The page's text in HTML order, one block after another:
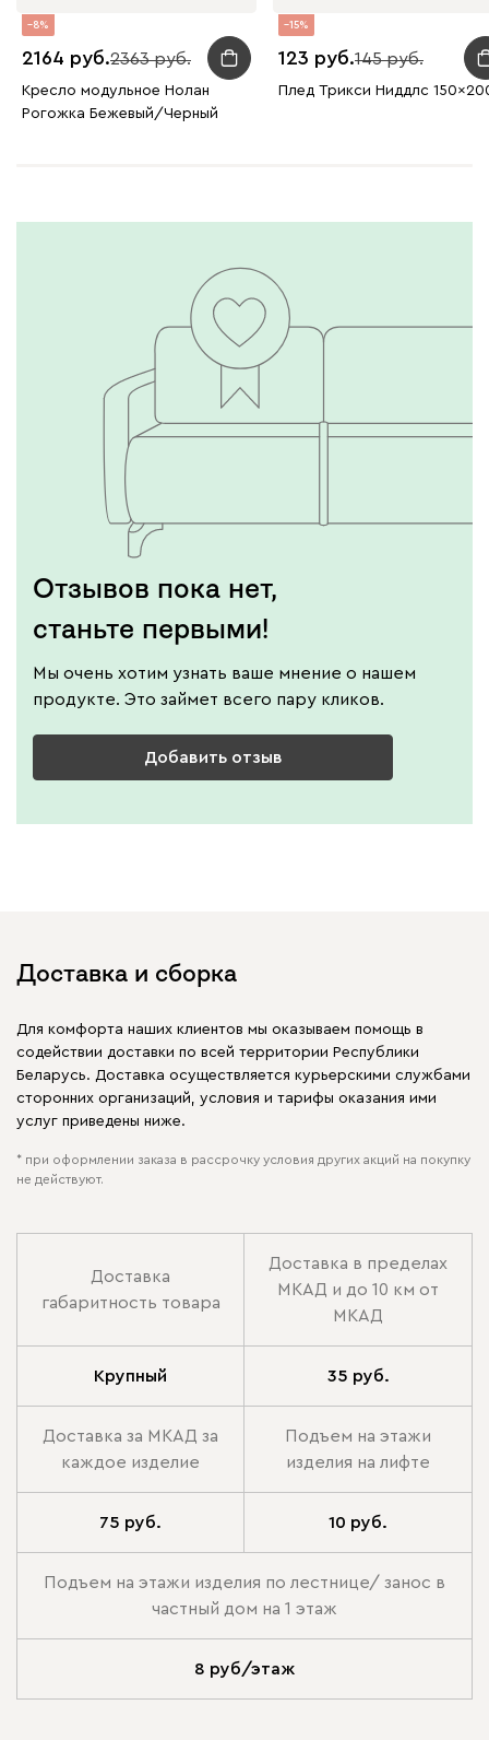
8
2164 2363
Кресло модульное Нолан
Рогожка Бежевый/Черный
15
123 145
Плед Трикси Ниддлс
Отзывов пока нет,
станьте первыми!
Мы очень хотим узнать ваше мнение о нашем
продукте. Это займет всего пару кликов.
Добавить отзыв
Доставка и сборка
Для комфорта наших клиентов мы оказываем помощь в
содействии доставки по всей территории Республики
Беларусь. Доставка осуществляется курьерскими службами
сторонних организаций, условия и тарифы оказания ими
услуг приведены ниже.
* при оформлении заказа в рассрочку условия других акций на покупку
не действуют.
Доставка
габаритность товара
Доставка в пределах
МКАД и до 10 км от
МКАД
Крупный 35 руб.
Доставка за МКАД за
каждое изделие
Подъем на этажи
изделия на лифте
75 руб. 10 руб.
Подъем на этажи изделия по лестнице/ занос в
частный дом на 1 этаж
8 руб/этаж